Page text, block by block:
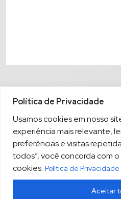
Política de Privacidade
Usamos cookies em nosso
experiência mais relevante,
preferências e visitas
todos”, você concorda com
cookies. Política de Privacidade
Aceitar